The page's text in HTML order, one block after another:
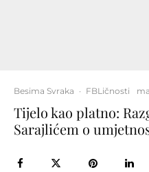
Besima Svraka · FBLičnosti
Tijelo kao platno:
Sarajlićem o